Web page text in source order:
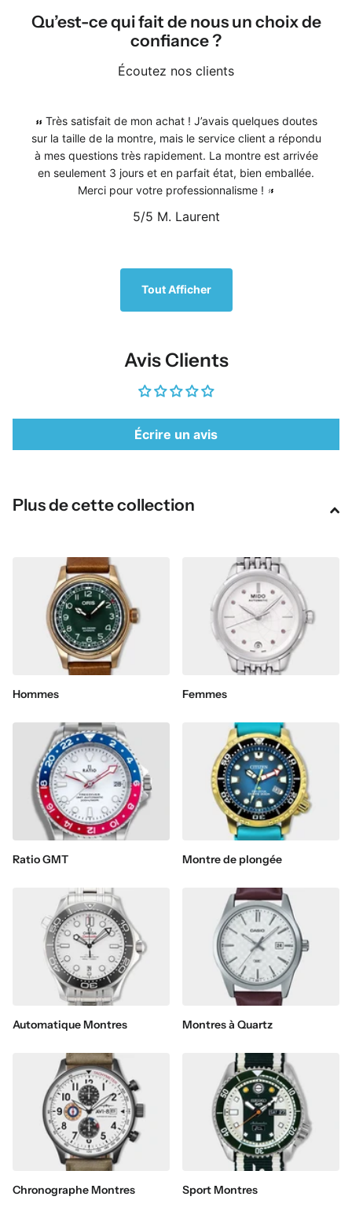
Qu’est-ce qui fait de nous un choix de
confiance ?
Écoutez nos clients
Très satisfait de mon achat ! J’avais quelques doutes
sur la taille de la montre, mais le service client a répondu
à mes questions très rapidement. La montre est arrivée
en seulement 3 jours et en parfait état, bien emballée.
Merci pour votre professionnalisme !
5/5 M. Laurent
Tout Afficher
Avis Clients
Écrire un avis
Plus de cette collection
Hommes Femmes
Ratio GMT Montre de plongée
Automatique Montres Montres à Quartz
Chronographe Montres Sport Montres